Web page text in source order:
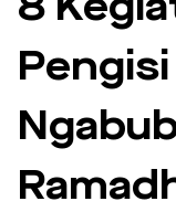
8